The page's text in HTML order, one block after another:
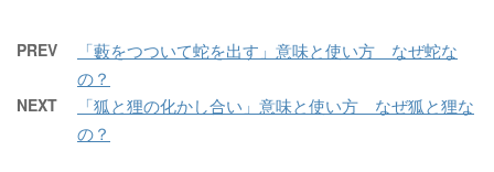
PREV
「藪をつついて蛇を出す」意味と使い方 なぜ蛇な
の？
NEXT
「狐と狸の化かし合い」意味と使い方 なぜ狐と狸な
の？